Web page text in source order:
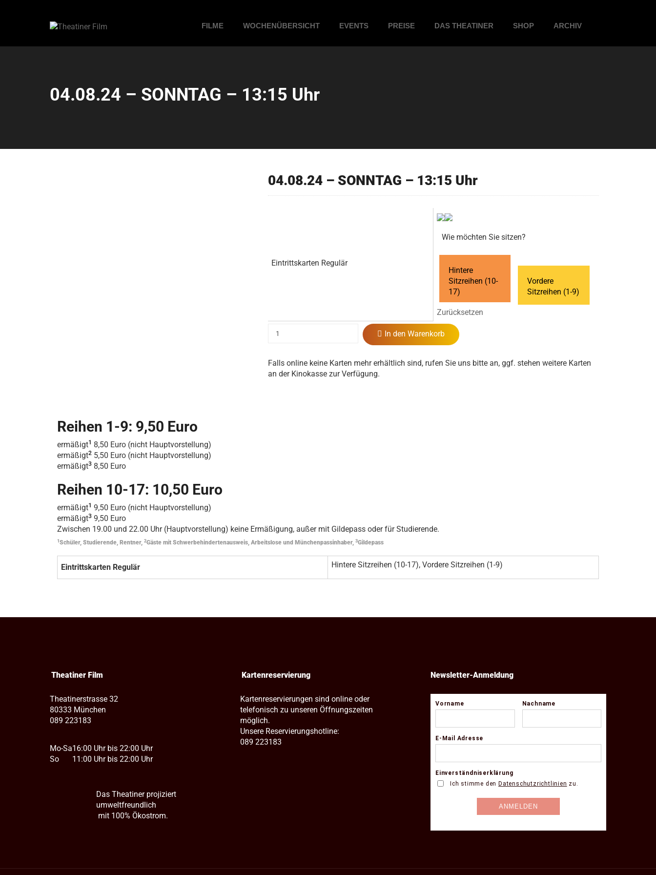
FILME WOCHENÜBERSICHT EVENTS PREISE DAS THEATINER SHOP ARCHIV
04.08.24 – SONNTAG – 13:15 Uhr
04.08.24 – SONNTAG – 13:15 Uhr
Eintrittskarten Regulär
Wie möchten Sie sitzen?
Hintere
Sitzreihen (10-
17)
Vordere
Sitzreihen (1-9)
Zurücksetzen
In den Warenkorb
Falls online keine Karten mehr erhältlich sind, rufen Sie uns bitte an, ggf. stehen weitere Karten
an der Kinokasse zur Verfügung.
Reihen 1-9: 9,50 Euro
ermäßigt1 8,50 Euro (nicht Hauptvorstellung)
ermäßigt2 5,50 Euro (nicht Hauptvorstellung)
ermäßigt3 8,50 Euro
Reihen 10-17: 10,50 Euro
ermäßigt1 9,50 Euro (nicht Hauptvorstellung)
ermäßigt3 9,50 Euro
Zwischen 19.00 und 22.00 Uhr (Hauptvorstellung) keine Ermäßigung, außer mit Gildepass oder für Studierende.
1 Schüler, Studierende, Rentner, 2Gäste mit Schwerbehindertenausweis, Arbeitslose und Münchenpassinhaber, 3Gildepass
Eintrittskarten Regulär Hintere Sitzreihen (10-17), Vordere Sitzreihen (1-9)
Theatiner Film
Theatinerstrasse 32
80333 München
089 223183
Mo-Sa
So
16:00 Uhr bis 22:00 Uhr
11:00 Uhr bis 22:00 Uhr
Das Theatiner projiziert
umweltfreundlich
mit 100% Ökostrom.
Kartenreservierung
Kartenreservierungen sind online oder
telefonisch zu unseren Öffnungszeiten
möglich.
Unsere Reservierungshotline:
089 223183
Newsletter-Anmeldung